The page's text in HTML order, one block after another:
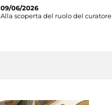
09/06/2026
Alla scoperta del ruolo del curatore